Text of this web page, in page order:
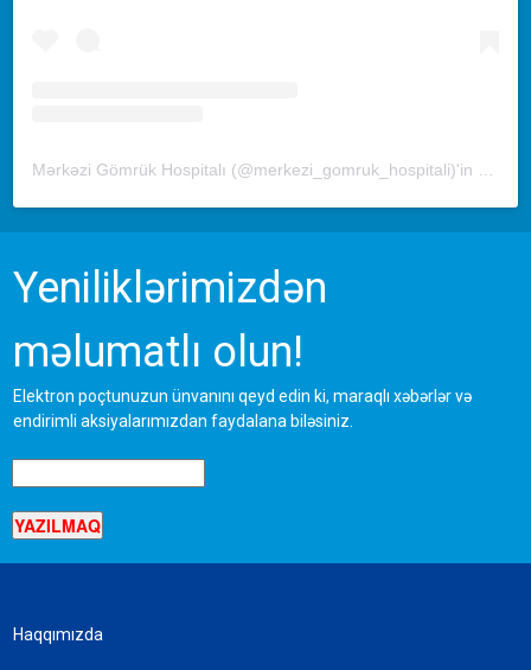
Mərkəzi Gömrük Hospitalı (@merkezi_gomruk_hospitali)'in paylaştığı bir gönderi
Yeniliklərimizdən
məlumatlı olun!
Elektron poçtunuzun ünvanını qeyd edin ki, maraqlı xəbərlər və
endirimli aksiyalarımızdan faydalana biləsiniz.
Haqqımızda